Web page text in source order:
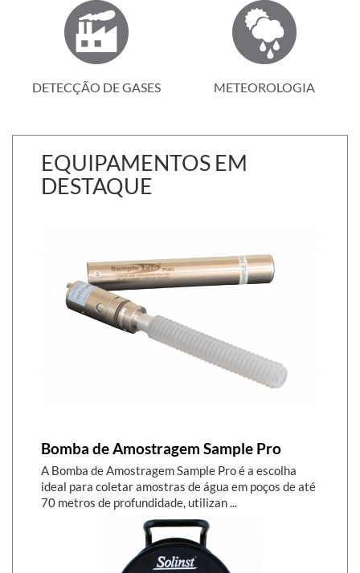
DETECÇÃO DE GASES METEOROLOGIA
EQUIPAMENTOS EM
DESTAQUE
Bomba de Amostragem Sample Pro
A Bomba de Amostragem Sample Pro é a escolha
ideal para coletar amostras de água em poços de até
70 metros de profundidade, utilizan ...